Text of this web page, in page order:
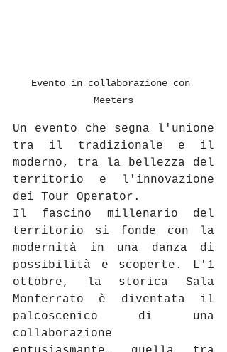
Evento in collaborazione con
Meeters
Un evento che segna l'unione
tra il tradizionale e il
moderno, tra la bellezza del
territorio e l'innovazione
dei Tour Operator.
Il fascino millenario del
territorio si fonde con la
modernità in una danza di
possibilità e scoperte. L'1
ottobre, la storica Sala
Monferrato è diventata il
palcoscenico di una
collaborazione